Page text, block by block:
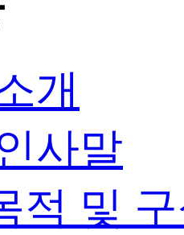
개
사말
적 및